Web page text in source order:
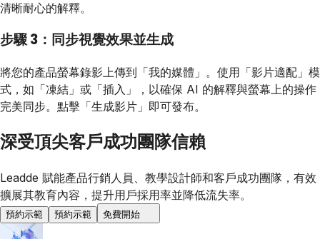
清晰耐心的解釋。
步驟 3：同步視覺效果並生成
將您的產品螢幕錄影上傳到「我的媒體」。使用「影片適配」模
式，如「凍結」或「插入」，以確保 AI 的解釋與螢幕上的操作
完美同步。點擊「生成影片」即可發布。
深受頂尖客戶成功團隊信賴
Leadde 賦能產品行銷人員、教學設計師和客戶成功團隊，有效
擴展其教育內容，提升用戶採用率並降低流失率。
預約示範 預約示範 免費開始